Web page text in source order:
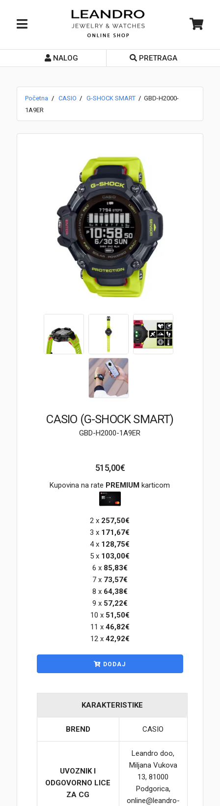
Početna
Prodavnice
Prijava
NALOG PRETRAGA
Početna CASIO G-SHOCK SMART
GBD-H2000-
1A9ER
CASIO (G-SHOCK SMART)
GBD-H2000-1A9ER
515,00€
Kupovina na rate PREMIUM karticom
2 x 257,50€
3 x 171,67€
4 x 128,75€
5 x 103,00€
6 x 85,83€
7 x 73,57€
8 x 64,38€
9 x 57,22€
10 x 51,50€
11 x 46,82€
12 x 42,92€
DODAJ
KARAKTERISTIKE
BREND CASIO
UVOZNIK I
ODGOVORNO LICE
ZA CG
Leandro doo,
Miljana Vukova
13, 81000
Podgorica,
online@leandro-